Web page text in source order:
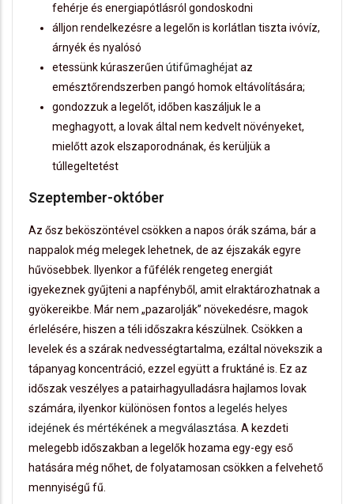
fehérje és energiapótlásról gondoskodni
álljon rendelkezésre a legelőn is korlátlan tiszta ivóvíz,
árnyék és nyalósó
etessünk kúraszerűen útifűmaghéjataz
emésztőrendszerben pangó homok eltávolítására;
gondozzuk a legelőt, időben kaszáljuk le a
meghagyott, a lovak által nem kedvelt növényeket,
mielőtt azok elszaporodnának, és kerüljük a
túllegeltetést
Szeptember-október
Az ősz beköszöntével csökken a napos órák száma, bár a
nappalok még melegek lehetnek, de az éjszakák egyre
hűvösebbek. Ilyenkor a fűfélék rengeteg energiát
igyekeznek gyűjteni a napfényből, amit elraktározhatnak a
gyökereikbe. Már nem „pazarolják” növekedésre, magok
érlelésére, hiszen a téli időszakra készülnek. Csökken a
levelek és a szárak nedvességtartalma, ezáltal növekszik a
tápanyag koncentráció, ezzel együtt a fruktáné is. Ez az
időszak veszélyes a patairhagyulladásra hajlamos lovak
számára, ilyenkor különösen fontos a legelés helyes
idejének és mértékének a megválasztása . A kezdeti
melegebb időszakban a legelők hozama egy-egy eső
hatására még nőhet, de folyatamosan csökken a felvehető
mennyiségű fű.